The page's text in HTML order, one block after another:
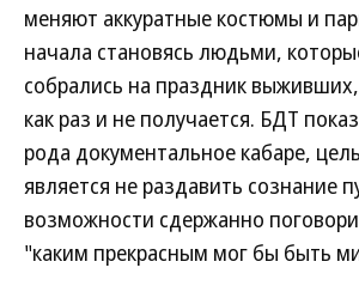
меняют аккуратные костюмы и
начала становясь людьми,
собрались на праздник
как раз и не получается. БДТ
рода документальное кабаре,
является не раздавить сознание
возможности сдержанно
"каким прекрасным мог бы быть